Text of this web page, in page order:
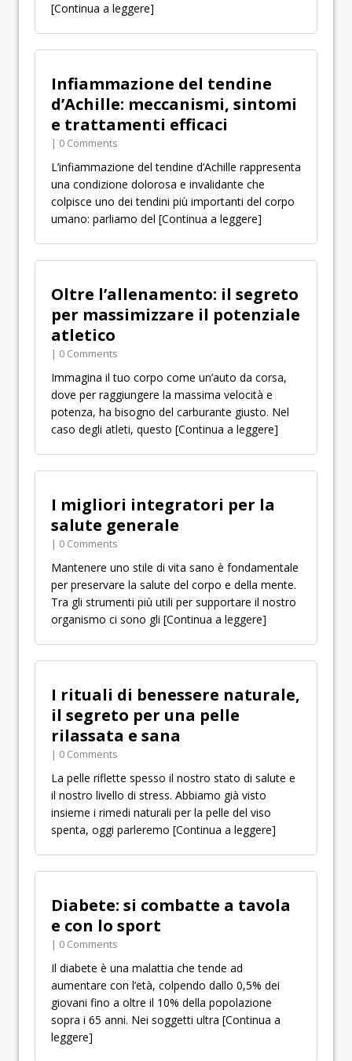
[Continua a leggere]
Infiammazione del tendine
d’Achille: meccanismi, sintomi
e trattamenti efficaci
| 0 Comments
L’infiammazione del tendine d’Achille rappresenta
una condizione dolorosa e invalidante che
colpisce uno dei tendini più importanti del corpo
umano: parliamo del [Continua a leggere]
Oltre l’allenamento: il segreto
per massimizzare il potenziale
atletico
| 0 Comments
Immagina il tuo corpo come un’auto da corsa,
dove per raggiungere la massima velocità e
potenza, ha bisogno del carburante giusto. Nel
caso degli atleti, questo [Continua a leggere]
I migliori integratori per la
salute generale
| 0 Comments
Mantenere uno stile di vita sano è fondamentale
per preservare la salute del corpo e della mente.
Tra gli strumenti più utili per supportare il nostro
organismo ci sono gli [Continua a leggere]
I rituali di benessere naturale,
il segreto per una pelle
rilassata e sana
| 0 Comments
La pelle riflette spesso il nostro stato di salute e
il nostro livello di stress. Abbiamo già visto
insieme i rimedi naturali per la pelle del viso
spenta, oggi parleremo [Continua a leggere]
Diabete: si combatte a tavola
e con lo sport
| 0 Comments
Il diabete è una malattia che tende ad
aumentare con l’età, colpendo dallo 0,5% dei
giovani fino a oltre il 10% della popolazione
sopra i 65 anni. Nei soggetti ultra [Continua a
leggere]